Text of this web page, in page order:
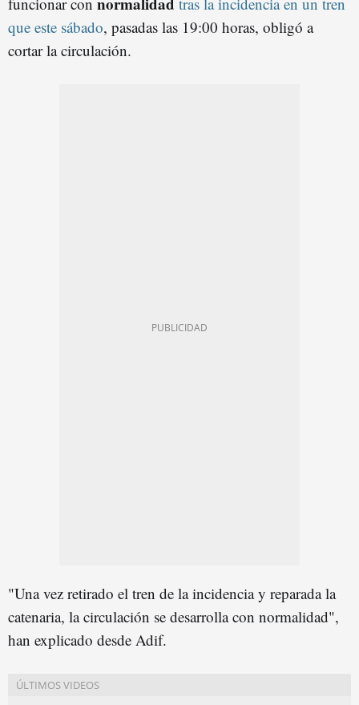
que este sábado, pasadas las 19:00 horas, obligó a
cortar la circulación.
"Una vez retirado el tren de la incidencia y reparada la
catenaria, la circulación se desarrolla con normalidad",
han explicado desde Adif.